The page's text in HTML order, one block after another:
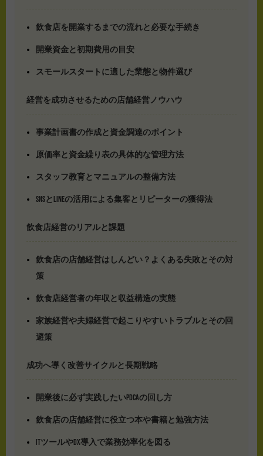
飲食店を開業するまでの流れと必要な手続き
開業資金と初期費用の目安
スモールスタートに適した業態と物件選び
経営を成功させるための店舗経営ノウハウ
事業計画書の作成と資金調達のポイント
原価率と資金繰り表の具体的な管理方法
スタッフ教育とマニュアルの整備方法
SNSとLINEの活用による集客とリピーターの獲得法
飲食店経営のリアルと課題
飲食店の店舗経営はしんどい？よくある失敗とその対
策
飲食店経営者の年収と収益構造の実態
家族経営や夫婦経営で起こりやすいトラブルとその回
避策
成功へ導く改善サイクルと長期戦略
開業後に必ず実践したいPDCAの回し方
飲食店の店舗経営に役立つ本や書籍と勉強方法
ITツールやDX導入で業務効率化を図る